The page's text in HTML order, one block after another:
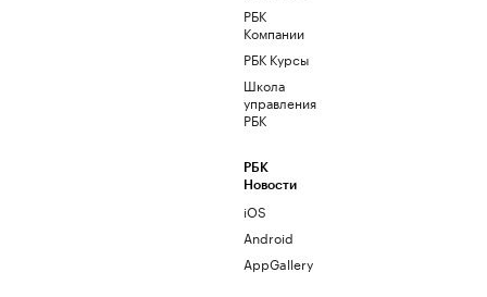
РБК
Компании
РБК Курсы
Школа
управления
РБК
РБК
Новости
iOS
Android
AppGallery